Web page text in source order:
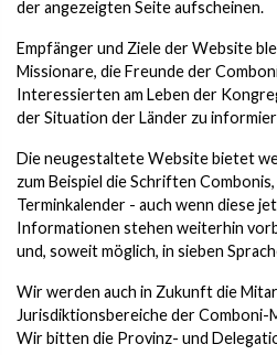
der angezeigten Seite aufscheinen.
Empfänger und Ziele der Website
Missionare, die Freunde der
Interessierten am Leben der
der Situation der Länder zu
Die neugestaltete Website bietet
zum Beispiel die Schriften
Terminkalender - auch wenn diese
Informationen stehen weiterhin
und, soweit möglich, in sieben
Wir werden auch in Zukunft die
Jurisdiktionsbereiche der Comboni-
Wir bitten die Provinz- und